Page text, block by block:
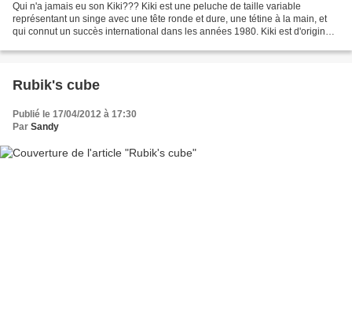
Qui n'a jamais eu son Kiki??? Kiki est une peluche de taille variable
représentant un singe avec une tête ronde et dure, une tétine à la main, et
qui connut un succès international dans les années 1980. Kiki est d'origine
Rubik's cube
Publié le 17/04/2012 à 17:30
Par Sandy